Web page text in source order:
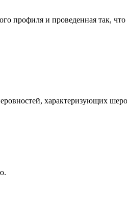
профиля и проведенная так,
характеризующих